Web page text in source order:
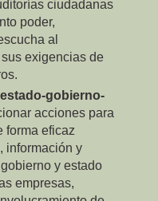
ciudadanas
poder,
al
exigencias de
gobierno-
acciones para
forma eficaz
información y
y estado
empresas,